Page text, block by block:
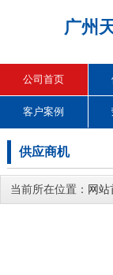
广州
公司首页
客户案例
供应商机
当前所在位置： 网站